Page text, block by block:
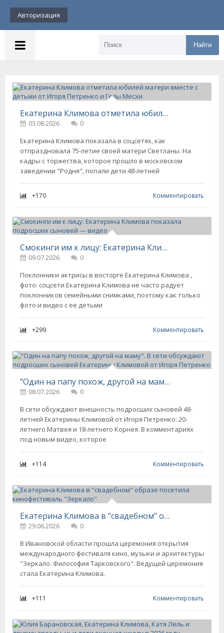
Авторизация
Найти
Екатерина Климова отметила юбилей матери вместе с детьми от Игоря Петренко и Гелы Месхи
03.08.2026
0
Екатерина Климова показала в соцсетях, как
отпраздновала 75-летие своей матери Светланы. На
кадры с торжества, которое прошло в московском
заведении "Родня", попали дети 48-летней
+170 Комментировать
Смокинги им к лицу: Екатерина Климова показала подросших сыновей — видео
09.07.2026
0
Поклонники актрисы в восторге Екатерина Климова ,
фото: соцсети Екатерина Климова не часто радует
поклонников семейными снимками, поэтому как только
фото и видео с ее детьми
+299 Комментировать
"Один на папу похож, другой на маму". В сети обсуждают подросших сыновей Екатерины Климовой от Игоря Петренко
08.07.2026
0
В сети обсуждают внешность подросших сыновей 48-
летней Екатерины Климовой от Игоря Петренко: 20-
летнего Матвея и 18-летнего Корнея. В комментариях
под новым видео, которое
+114 Комментировать
Екатерина Климова в "свадебном" образе посетила кинофестиваль "Зеркало"
29.06.2026
0
В Ивановской области прошла церемония открытия
международного фестиваля кино, музыки и архитектуры
"Зеркало. Философия Тарковского". Ведущей церемония
стала Екатерина Климова.
+111 Комментировать